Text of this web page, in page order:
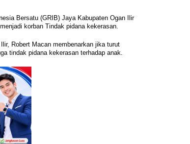
Bersatu (GRIB) Jaya Kabupaten Ogan Ilir
korban Tindak pidana kekerasan.
Robert Macan membenarkan jika turut
tindak pidana kekerasan terhadap anak.